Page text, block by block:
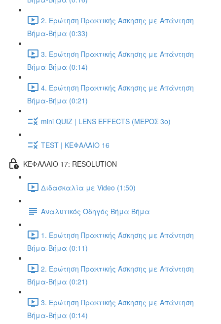
2. Ερώτηση Πρακτικής Άσκησης με Απάντηση
Βήμα-Βήμα (0:33)
3. Ερώτηση Πρακτικής Άσκησης με Απάντηση
Βήμα-Βήμα (0:14)
4. Ερώτηση Πρακτικής Άσκησης με Απάντηση
Βήμα-Βήμα (0:21)
mini QUIZ | LENS EFFECTS (ΜΕΡΟΣ 3o)
TEST | ΚΕΦΑΛΑΙΟ 16
ΚΕΦΑΛΑΙΟ 17: RESOLUTION
Διδασκαλία με Video (1:50)
Αναλυτικός Οδηγός Βήμα Βήμα
1. Ερώτηση Πρακτικής Άσκησης με Απάντηση
Βήμα-Βήμα (0:11)
2. Ερώτηση Πρακτικής Άσκησης με Απάντηση
Βήμα-Βήμα (0:21)
3. Ερώτηση Πρακτικής Άσκησης με Απάντηση
Βήμα-Βήμα (0:14)